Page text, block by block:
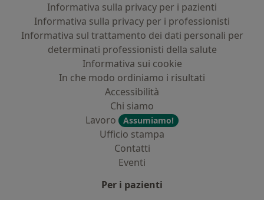
Informativa sulla privacy per i pazienti
Informativa sulla privacy per i professionisti
Informativa sul trattamento dei dati personali per
determinati professionisti della salute
Informativa sui cookie
In che modo ordiniamo i risultati
Accessibilità
Chi siamo
Lavoro
Assumiamo!
Ufficio stampa
Contatti
Eventi
Per i pazienti